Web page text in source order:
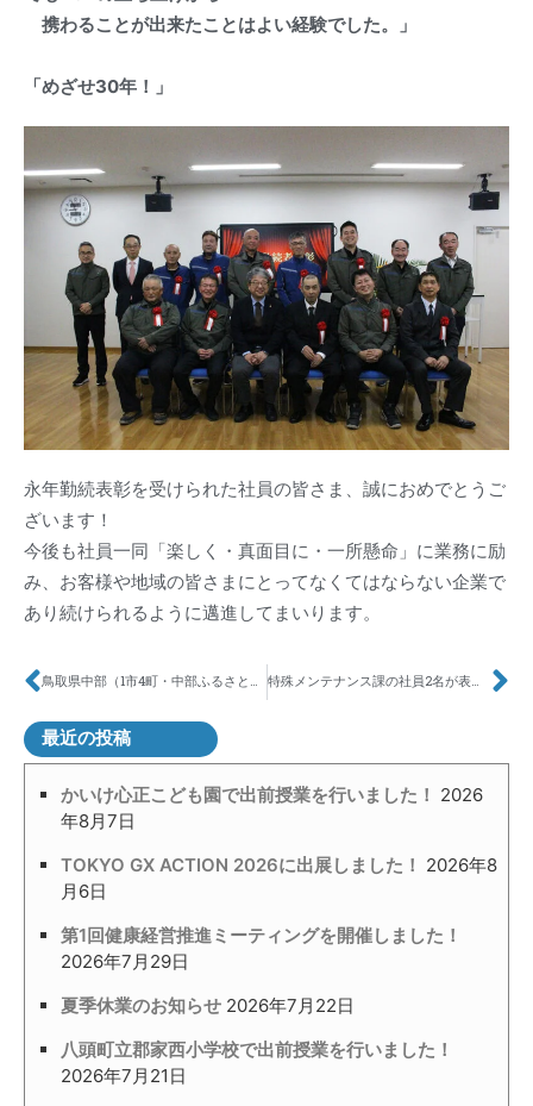
携わることが出来たことはよい経験でした。」
「めざせ30年！」
永年勤続表彰を受けられた社員の皆さま、誠におめでとうご
ざいます！
今後も社員一同「楽しく・真面目に・一所懸命」に業務に励
み、お客様や地域の皆さまにとってなくてはならない企業で
あり続けられるように邁進してまいります。
鳥取県中部（1市4町・中部ふるさと広域連合）の皆さまが工場見学にいらっしゃいました！ 特殊メンテナンス課の社員2名が表彰を受けました！
最近の投稿
かいけ心正こども園で出前授業を行いました！ 2026
年8月7日
TOKYO GX ACTION 2026に出展しました！ 2026年8
月6日
第1回健康経営推進ミーティングを開催しました！
2026年7月29日
夏季休業のお知らせ 2026年7月22日
八頭町立郡家西小学校で出前授業を行いました！
2026年7月21日